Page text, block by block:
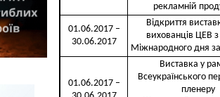
рекламній
01.06.2017 –
30.06.2017
Відкриття
вихованців ЦЕВ
Міжнародного дня
01.06.2017 –
Виставка у
Всеукраїнського
пленеру